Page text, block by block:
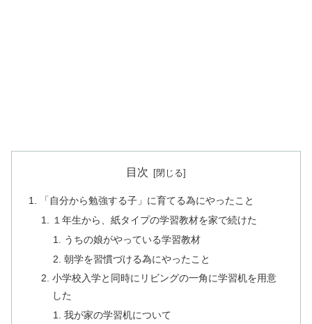
目次
「自分から勉強する子」に育てる為にやったこと
１年生から、紙タイプの学習教材を家で続けた
うちの娘がやっている学習教材
朝学を習慣づける為にやったこと
小学校入学と同時にリビングの一角に学習机を用意
した
我が家の学習机について